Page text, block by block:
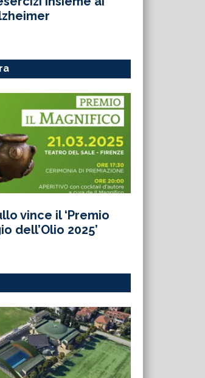
vince il ‘Premio
dell’Olio 2025’